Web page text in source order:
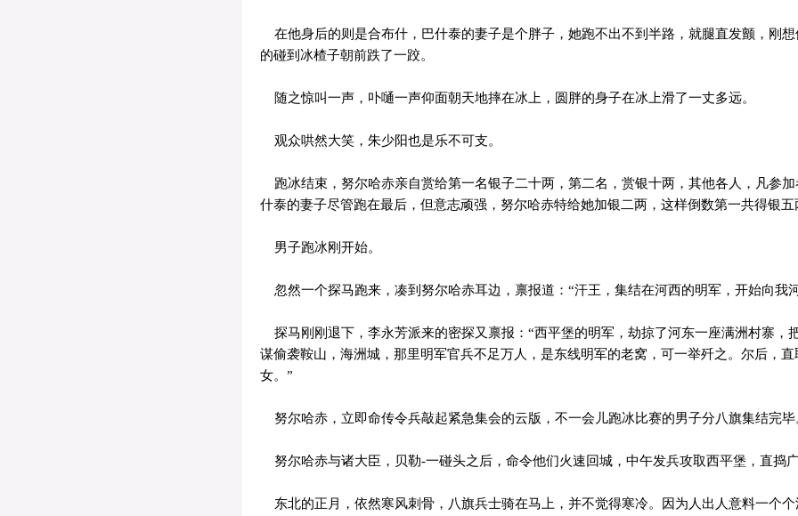
在他身后的则是合布什，巴什泰的妻子是个胖子，她跑不出不到半路，就腿直发颤，刚
的碰到冰楂子朝前跌了一跤。
随之惊叫一声，卟嗵一声仰面朝天地摔在冰上，圆胖的身子在冰上滑了一丈多远。
观众哄然大笑，朱少阳也是乐不可支。
跑冰结束，努尔哈赤亲自赏给第一名银子二十两，第二名，赏银十两，其他各人，凡参
什泰的妻子尽管跑在最后，但意志顽强，努尔哈赤特给她加银二两，这样倒数第一共得银五
男子跑冰刚开始。
忽然一个探马跑来，凑到努尔哈赤耳边，禀报道：“汗王，集结在河西的明军，开始向我
探马刚刚退下，李永芳派来的密探又禀报：“西平堡的明军，劫掠了河东一座满洲村寨，
谋偷袭鞍山，海洲城，那里明军官兵不足万人，是东线明军的老窝，可一举歼之。尔后，
女。”
努尔哈赤，立即命传令兵敲起紧急集会的云版，不一会儿跑冰比赛的男子分八旗集结完毕
努尔哈赤与诸大臣，贝勒-一碰头之后，命令他们火速回城，中午发兵攻取西平堡，直捣
东北的正月，依然寒风刺骨，八旗兵士骑在马上，并不觉得寒冷。因为人出人意料一个